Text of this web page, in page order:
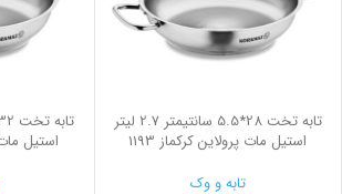
تابه تخت 28*5.5 سانتیمتر 2.7 لیتر
استیل مات پرولاین کرکماز 1193
تابه و وک
استیل مات